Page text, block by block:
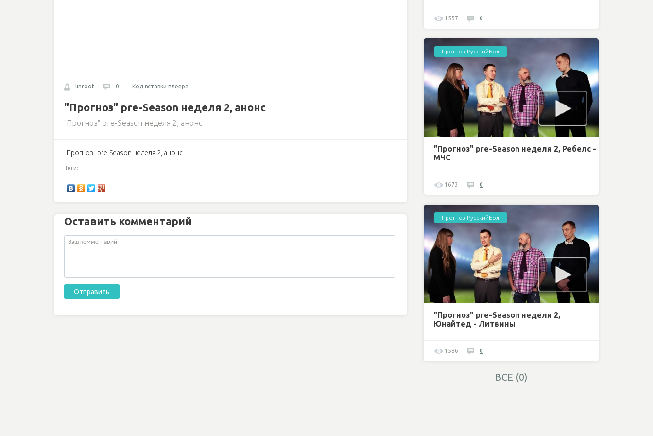
linroot 0 Код вставки плеера
"Прогноз" pre-Season неделя 2, анонс
"Прогноз" pre-Season неделя 2, анонс
"Прогноз" pre-Season неделя 2, анонс
Теги:
Оставить комментарий
1557 0
"Прогноз РусскийБол"
"Прогноз" pre-Season неделя 2, Ребелс -
МЧС
1673 0
"Прогноз РусскийБол"
"Прогноз" pre-Season неделя 2,
Юнайтед - Литвины
1586 0
ВСЕ (0)